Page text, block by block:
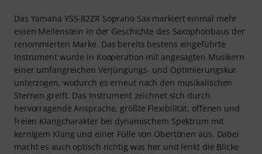
Das Yamaha YSS-82ZR Soprano Sax markiert einmal mehr
einen Meilenstein in der Geschichte des Saxophonbaus der
renommierten Marke. Das bereits bestens eingeführte
Instrument wurde in Kooperation mit angesagten Musikern
einer umfangreichen Verjüngungs- und Optimierungskur
unterzogen, wodurch es erneut nach den musikalischen
Sternen greift. Das Instrument zeichnet sich durch
hervorragende Ansprache, größte Flexibilität, offenen und
freien Klangcharakter bei dynamischem Spektrum mit
kernigem Klang und einer Fülle von Obertönen aus. Dabei
macht es auch optisch richtig was her und lenkt die Blicke